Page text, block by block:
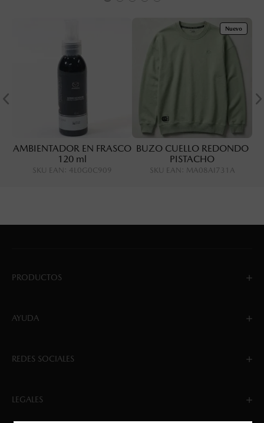
AMBIENTADOR EN FRASCO
120 ml
SKU EAN : 4L0G0C909
Nuevo
BUZO CUELLO REDONDO
PISTACHO
SKU EAN : MA08AI731A
PRODUCTOS
AYUDA
REDES SOCIALES
LEGALES